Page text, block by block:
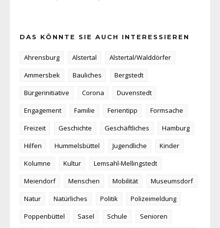
DAS KÖNNTE SIE AUCH INTERESSIEREN
Ahrensburg Alstertal
Alstertal/Walddörfer
Ammersbek
Bauliches
Bergstedt
Bürgerinitiative
Corona
Duvenstedt
Engagement
Familie Ferientipp
Formsache
Freizeit
Geschichte Geschäftliches
Hamburg
Hilfen
Hummelsbüttel Jugendliche
Kinder
Kolumne
Kultur
Lemsahl-Mellingstedt
Meiendorf
Menschen Mobilität
Museumsdorf
Natur
Natürliches Politik
Polizeimeldung
Poppenbüttel
Sasel Schule
Senioren